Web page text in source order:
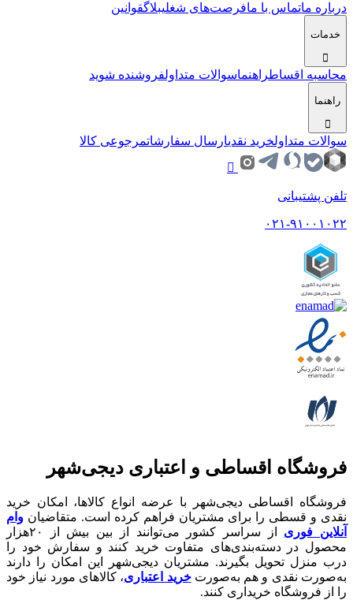
درباره ماتماس با مافرصت‌های شغلیبلاگقوانین
خدمات
محاسبه اقساطراهنماسوالات متداولفروشنده شوید
راهنما
سوالات متداولخرید نقدیارسال سفارشاتمرجوعی کالا
تلفن پشتیبانی
۰۲۱-۹۱۰۰۱۰۲۲
فروشگاه اقساطی و اعتباری دیجی‌شهر
فروشگاه اقساطی دیجی‌شهر با عرضه انواع کالا‌ها، امکان خرید
نقدی و قسطی را برای مشتریان فراهم کرده است. متقاضیان وام
آنلاین فوری
از سراسر کشور می‌توانند از بین بیش از ۲۰هزار
محصول در دسته‌بندی‌های متفاوت خرید کنند و سفارش خود را
درب منزل تحویل بگیرند. مشتریان دیجی‌شهر این امکان را دارند
به‌صورت نقدی و هم به‌صورت خرید اعتباری، کالاهای مورد نیاز خود
را از فروشگاه خریداری کنند.